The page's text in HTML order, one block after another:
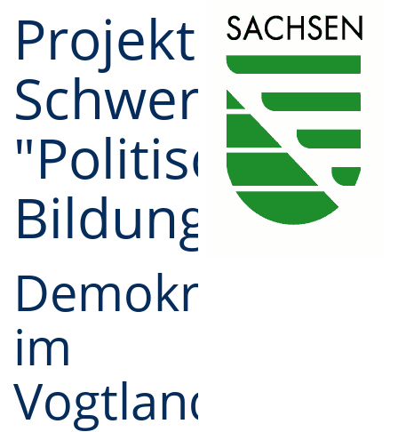
Projekt
"Politische
Bildung"
Demokratie
im
Vogtland